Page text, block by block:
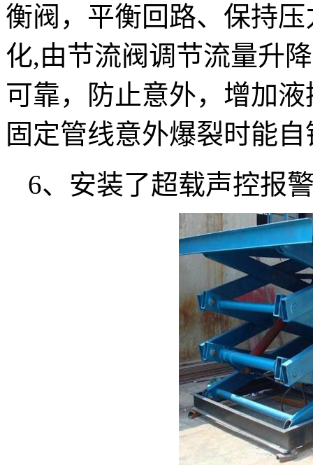
衡阀，平衡回路、保持
化,由节流阀调节流量升
可靠，防止意外，增加
固定管线意外爆裂时能自
6、安装了超载声控报